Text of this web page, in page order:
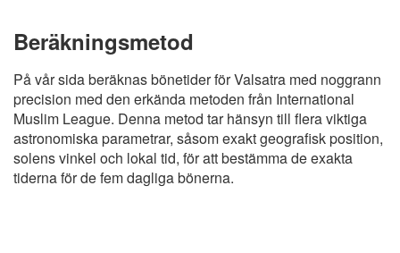
Beräkningsmetod
På vår sida beräknas bönetider för Valsatra med noggrann
precision med den erkända metoden från International
Muslim League. Denna metod tar hänsyn till flera viktiga
astronomiska parametrar, såsom exakt geografisk position,
solens vinkel och lokal tid, för att bestämma de exakta
tiderna för de fem dagliga bönerna.